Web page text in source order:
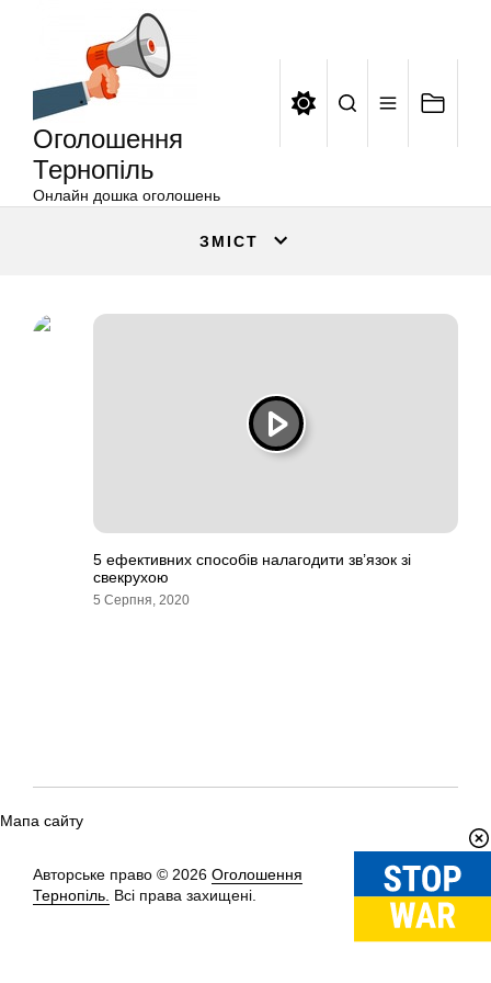
Оголошення
Тернопіль
Онлайн дошка оголошень
ЗМІСТ
5 ефективних способів налагодити зв’язок зі
свекрухою
5 Серпня, 2020
Мапа сайту
Авторське право © 2026 Оголошення
Тернопіль. Всі права захищені.
Вгору↑